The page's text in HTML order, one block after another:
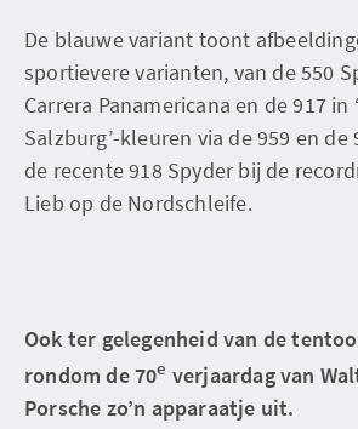
De blauwe variant toont
sportievere varianten, van de 550
Carrera Panamericana en de 917 in
Salzburg’-kleuren via de 959 en de
de recente 918 Spyder bij de
Lieb op de Nordschleife.
Ook ter gelegenheid van de
rondom de 70e verjaardag van
Porsche zo’n apparaatje uit.